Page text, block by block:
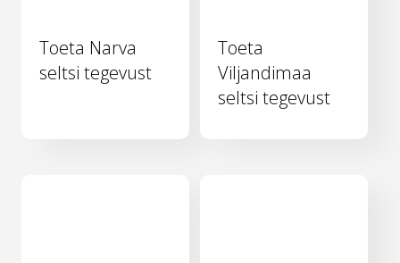
Toeta Narva
seltsi tegevust
Toeta
Viljandimaa
seltsi tegevust